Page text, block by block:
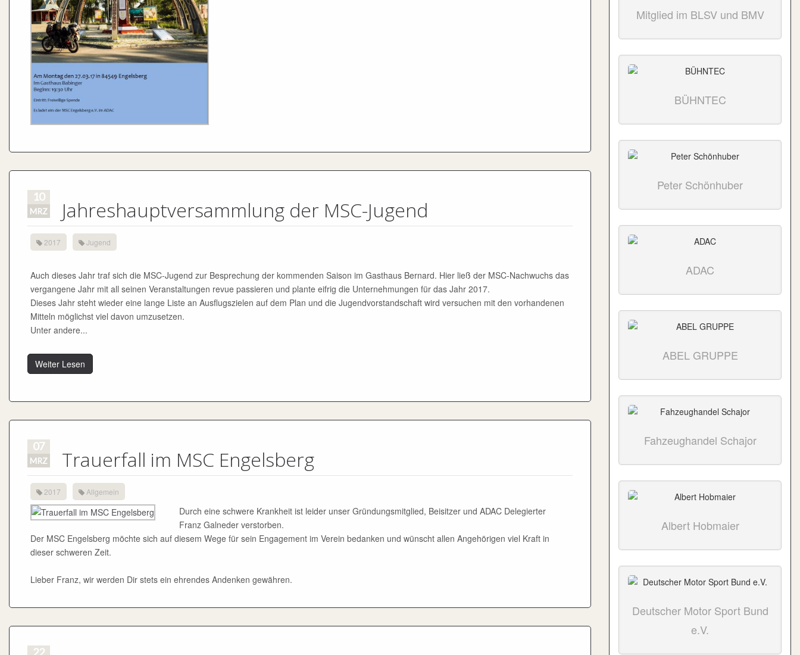
10
MRZ Jahreshauptversammlung der MSC-Jugend
2017 Jugend
Auch dieses Jahr traf sich die MSC-Jugend zur Besprechung der kommenden Saison im Gasthaus Bernard. Hier ließ der MSC-Nachwuchs das
vergangene Jahr mit all seinen Veranstaltungen revue passieren und plante eifrig die Unternehmungen für das Jahr 2017.
Dieses Jahr steht wieder eine lange Liste an Ausflugszielen auf dem Plan und die Jugendvorstandschaft wird versuchen mit den vorhandenen
Mitteln möglichst viel davon umzusetzen.
Unter andere...
Weiter Lesen
07
MRZ Trauerfall im MSC Engelsberg
2017 Allgemein
Durch eine schwere Krankheit ist leider unser Gründungsmitglied, Beisitzer und ADAC Delegierter
Franz Galneder verstorben.
Der MSC Engelsberg möchte sich auf diesem Wege für sein Engagement im Verein bedanken und wünscht allen Angehörigen viel Kraft in
dieser schweren Zeit.
Lieber Franz, wir werden Dir stets ein ehrendes Andenken gewähren.
22
Mitglied im BLSV und BMV
BÜHNTEC
Peter Schönhuber
ADAC
ABEL GRUPPE
Fahzeughandel Schajor
Albert Hobmaier
Deutscher Motor Sport Bund
e.V.